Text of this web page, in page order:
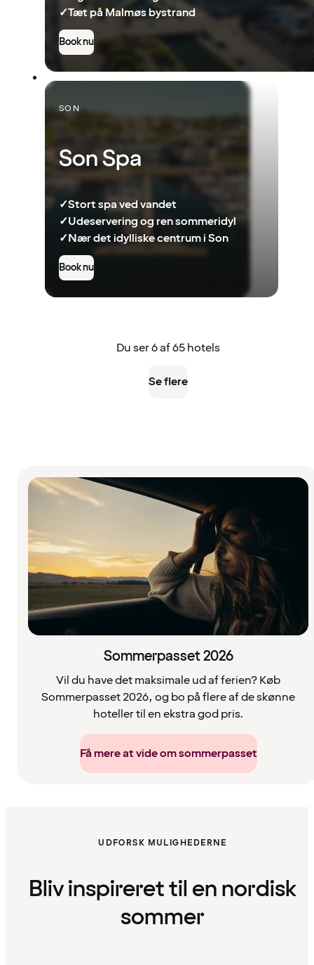
✓Tæt på Malmøs bystrand
Book nu
SON
Son Spa
✓Stort spa ved vandet
✓Udeservering og ren sommeridyl
✓Nær det idylliske centrum i Son
Book nu
Du ser 6 af 65 hotels
Se flere
Sommerpasset 2026
Vil du have det maksimale ud af ferien? Køb
Sommerpasset 2026, og bo på flere af de skønne
hoteller til en ekstra god pris.
Få mere at vide om sommerpasset
UDFORSK MULIGHEDERNE
Bliv inspireret til en nordisk
sommer